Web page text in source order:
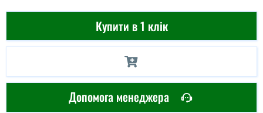
Купити в 1 клік
Допомога менеджера